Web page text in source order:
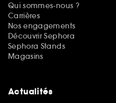
Qui sommes-nous ?
Carrières
Nos engagements
Découvrir Sephora
Sephora Stands
Magasins
Actualités